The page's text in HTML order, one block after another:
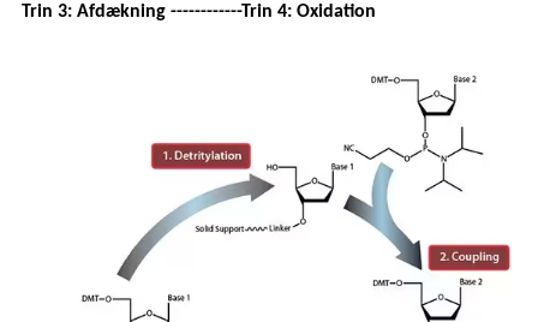
Trin 3: Afdækning ------------Trin 4: Oxidation